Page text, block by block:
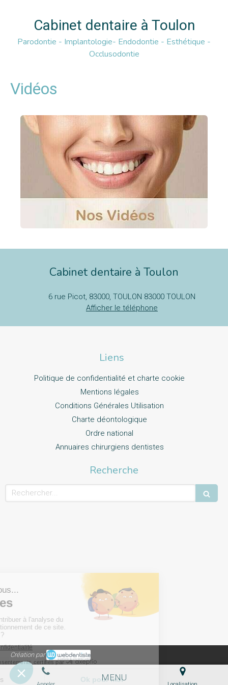
MENU
Cabinet dentaire à Toulon
Parodontie - Implantologie- Endodontie - Esthétique -
Occlusodontie
Vidéos
Cabinet dentaire à Toulon
6 rue Picot, 83000, TOULON 83000 TOULON
Afficher le téléphone
Liens
Politique de confidentialité et charte cookie
Mentions légales
Conditions Générales Utilisation
Charte déontologique
Ordre national
Annuaires chirurgiens dentistes
Recherche
Rechercher
Création par